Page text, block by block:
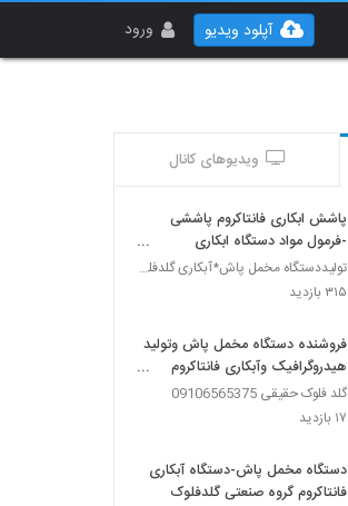
ورود آپلود ویدیو
ویدیوهای کانال
پاشش ابکاری فانتاکروم پاششی
-فرمول مواد دستگاه ابکاری
فانتاکروم-دستگاه مخمل پاش
تولیددستگاه مخمل پاش*آبکاری گلدفلوک 09106565375
۳۱۵ بازدید
فروشنده دستگاه مخمل پاش وتولید
هیدروگرافیک وآبکاری فانتاکروم
09362022208
گلد فلوک حقیقی 09106565375
۱۷ بازدید
دستگاه مخمل پاش-دستگاه آبکاری
فانتاکروم گروه صنعتی گلدفلوک